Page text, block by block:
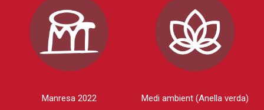
Manresa 2022 Medi ambient (Anella verda)